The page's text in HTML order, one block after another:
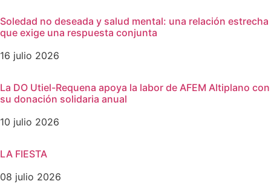
Soledad no deseada y salud mental: una relación estrecha
que exige una respuesta conjunta
16 julio 2026
La DO Utiel-Requena apoya la labor de AFEM Altiplano con
su donación solidaria anual
10 julio 2026
LA FIESTA
08 julio 2026